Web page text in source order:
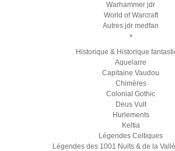
Warhammer jdr
World of Warcraft
Autres jdr medfan
+
Historique & Historique
Aquelarre
Capitaine Vaudou
Chimères
Colonial Gothic
Deus Vult
Hurlements
Keltia
Légendes Celtiques
Légendes des 1001 Nuits & de la